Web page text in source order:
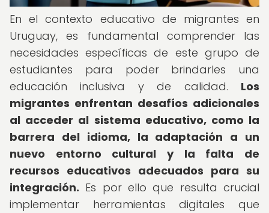
En el contexto educativo de migrantes en
Uruguay, es fundamental comprender las
necesidades específicas de este grupo de
estudiantes para poder brindarles una
educación inclusiva y de calidad. Los
migrantes enfrentan desafíos adicionales
al acceder al sistema educativo, como la
barrera del idioma, la adaptación a un
nuevo entorno cultural y la falta de
recursos educativos adecuados para su
integración. Es por ello que resulta crucial
implementar herramientas digitales que